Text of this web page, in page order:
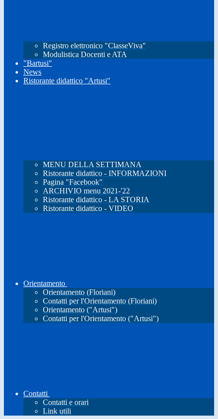
Registro elettronico "ClasseViva"
Modulistica Docenti e ATA
"Bartusi"
News
Ristorante didattico "Artusi"
MENU DELLA SETTIMANA
Ristorante didattico - INFORMAZIONI
Pagina "Facebook"
ARCHIVIO menu 2021-'22
Ristorante didattico - LA STORIA
Ristorante didattico - VIDEO
Orientamento
Orientamento (Floriani)
Contatti per l'Orientamento (Floriani)
Orientamento ("Artusi")
Contatti per l'Orientamento ("Artusi")
Contatti
Contatti e orari
Link utili